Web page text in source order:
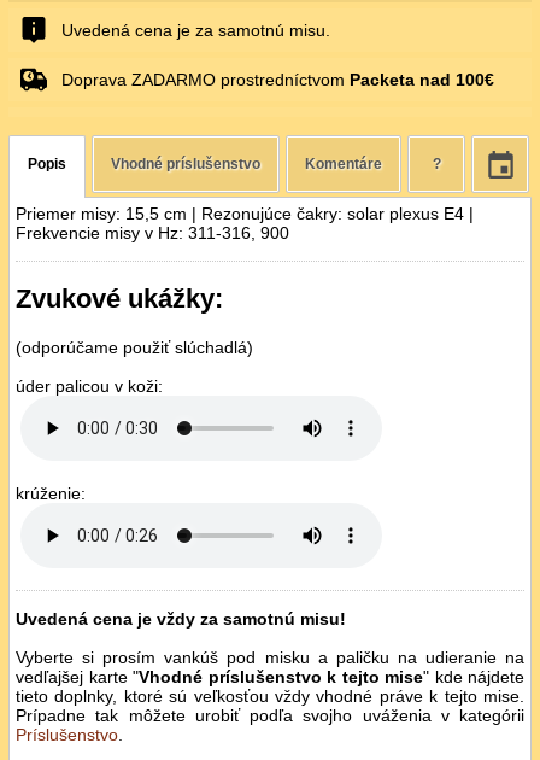
Uvedená cena je za samotnú misu.
Doprava ZADARMO prostredníctvom Packeta nad 100€
Popis Vhodné príslušenstvo Komentáre ?
Priemer misy: 15,5 cm | Rezonujúce čakry: solar plexus E4 |
Frekvencie misy v Hz: 311-316, 900
Zvukové ukážky:
(odporúčame použiť slúchadlá)
úder palicou v koži:
krúženie:
Uvedená cena je vždy za samotnú misu!
Vyberte si prosím vankúš pod misku a paličku na udieranie na
vedľajšej karte "Vhodné príslušenstvo k tejto mise" kde nájdete
tieto doplnky, ktoré sú veľkosťou vždy vhodné práve k tejto mise.
Prípadne tak môžete urobiť podľa svojho uváženia v kategórii
Príslušenstvo